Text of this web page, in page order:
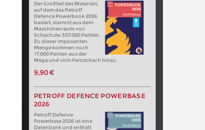
Der Großteil des Materials,
auf dem das Petroff
Defence Powerbook 2026
basiert, stammt aus dem
Maschinenraum von
Schach.de: 357.000 Partien.
Zu dieser imposanten
Menge kommen noch
17.000 Partien aus der
Mega und vom Fernschach hinzu.
9,90 €
PETROFF DEFENCE POWERBASE
2026
Petroff Defence
Powerbase 2026 ist eine
Datenbank und enthält